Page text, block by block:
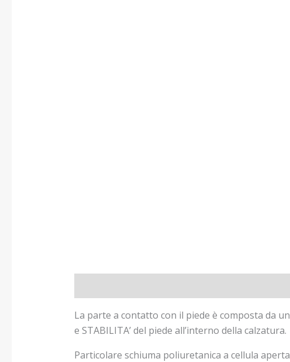
La parte a contatto con il piede è composta da
e STABILITA’ del piede all’interno della calzatura.
Particolare schiuma poliuretanica a cellula